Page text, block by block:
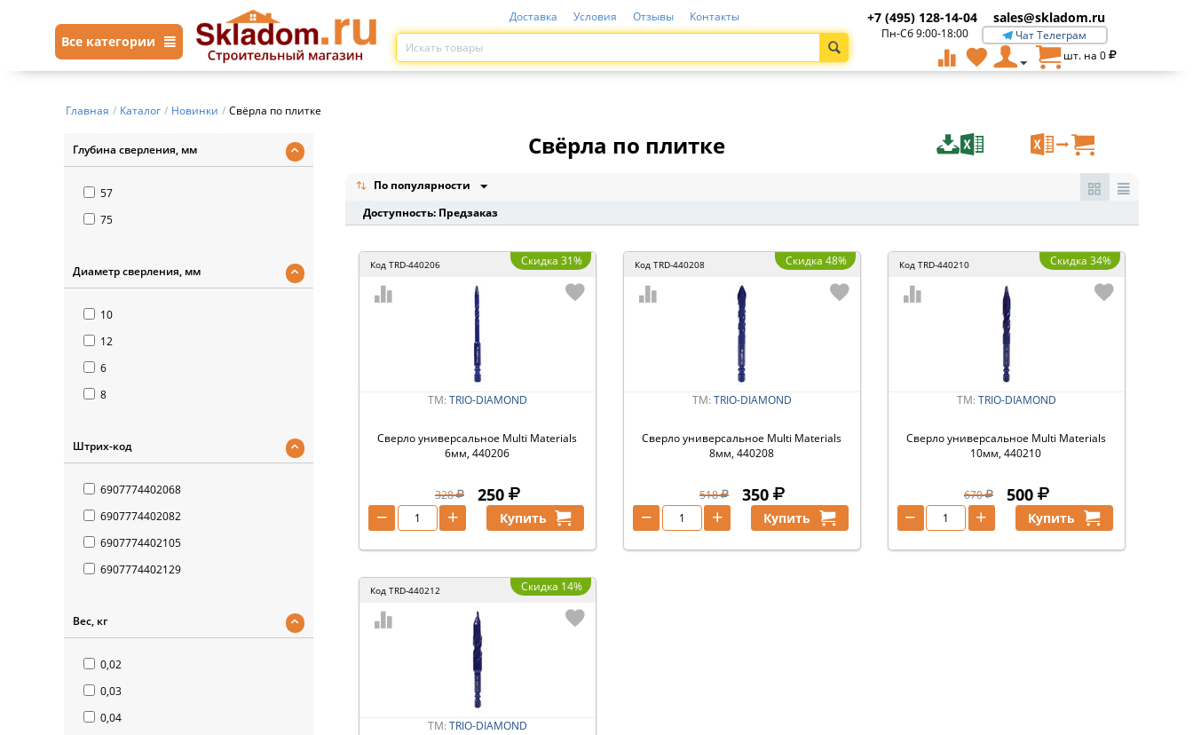
Все категории
Доставка Условия Отзывы Контакты +7 (495) 128-14-04 sales@skladom.ru
Пн-Сб 9:00-18:00
Чат Телеграм
шт. на 0
Главная / Каталог / Новинки / Свёрла по плитке
Глубина сверления, мм
57
75
Диаметр сверления, мм
10
12
6
8
Штрих-код
6907774402068
6907774402082
6907774402105
6907774402129
Вес, кг
0,02
0,03
0,04
Свёрла по плитке
По популярности
Доступность: Предзаказ
Код TRD-440206 Скидка 31%
ТМ:TRIO-DIAMOND
Сверло универсальное Multi Materials
6мм, 440206
328 250
+
− Купить
Код TRD-440208 Скидка 48%
ТМ: TRIO-DIAMOND
Сверло универсальное Multi Materials
8мм, 440208
518 350
+
− Купить
Код TRD-440210 Скидка 34%
ТМ: TRIO-DIAMOND
Сверло универсальное Multi Materials
10мм, 440210
670 500
+
− Купить
Код TRD-440212 Скидка 14%
ТМ:TRIO-DIAMOND